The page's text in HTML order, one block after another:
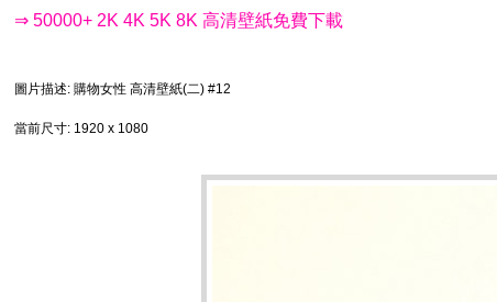
⇒ 50000+ 2K 4K 5K 8K 高清壁紙免費下載
圖片描述: 購物女性 高清壁紙(二) #12
當前尺寸: 1920 x 1080